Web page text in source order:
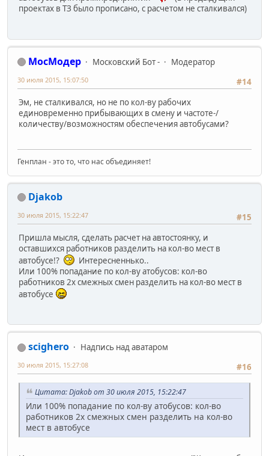
проектах в ТЗ было прописано, с расчетом не сталкивался)
МосМодер Московский Бот -
Модератор
#14
30 июля 2015, 15:07:50
Эм, не сталкивался, но не по кол-ву рабочих
единовременно прибывающих в смену и частоте-/
количеству/возможностям обеспечения автобусами?
Генплан - это то, что нас объединяет!
Djakob
#15
30 июля 2015, 15:22:47
Пришла мысля, сделать расчет на автостоянку, и
оставшихся работников разделить на кол-во мест в
автобусе!?
Интересненнько..
Или 100% попадание по кол-ву атобусов: кол-во
работников 2х смежных смен разделить на кол-во мест в
автобусе
scighero
Надпись над аватаром
#16
30 июля 2015, 15:27:08
Цитата: Djakob от 30 июля 2015, 15:22:47
Или 100% попадание по кол-ву атобусов: кол-во
работников 2х смежных смен разделить на кол-во
мест в автобусе